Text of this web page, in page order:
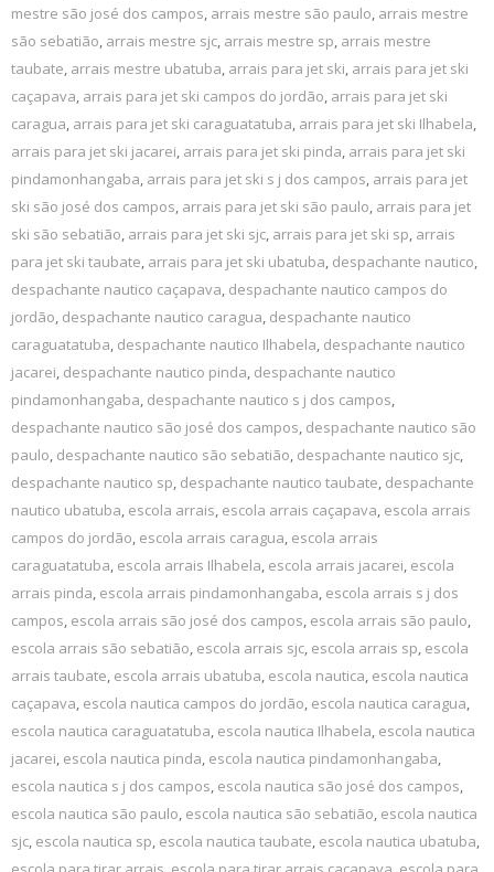
mestre são josé dos campos, arrais mestre são paulo, arrais mestre
são sebatião, arrais mestre sjc, arrais mestre sp, arrais mestre
taubate, arrais mestre ubatuba, arrais para jet ski, arrais para jet ski
caçapava, arrais para jet ski campos do jordão, arrais para jet ski
caragua, arrais para jet ski caraguatatuba, arrais para jet ski Ilhabela,
arrais para jet ski jacarei, arrais para jet ski pinda, arrais para jet ski
pindamonhangaba, arrais para jet ski s j dos campos, arrais para jet
ski são josé dos campos, arrais para jet ski são paulo, arrais para jet
ski são sebatião, arrais para jet ski sjc, arrais para jet ski sp, arrais
para jet ski taubate, arrais para jet ski ubatuba, despachante nautico,
despachante nautico caçapava, despachante nautico campos do
jordão, despachante nautico caragua, despachante nautico
caraguatatuba, despachante nautico Ilhabela, despachante nautico
jacarei, despachante nautico pinda, despachante nautico
pindamonhangaba, despachante nautico s j dos campos,
despachante nautico são josé dos campos, despachante nautico são
paulo, despachante nautico são sebatião, despachante nautico sjc,
despachante nautico sp, despachante nautico taubate, despachante
nautico ubatuba, escola arrais, escola arrais caçapava, escola arrais
campos do jordão, escola arrais caragua, escola arrais
caraguatatuba, escola arrais Ilhabela, escola arrais jacarei, escola
arrais pinda, escola arrais pindamonhangaba, escola arrais s j dos
campos, escola arrais são josé dos campos, escola arrais são paulo,
escola arrais são sebatião, escola arrais sjc, escola arrais sp, escola
arrais taubate, escola arrais ubatuba, escola nautica, escola nautica
caçapava, escola nautica campos do jordão, escola nautica caragua,
escola nautica caraguatatuba, escola nautica Ilhabela, escola nautica
jacarei, escola nautica pinda, escola nautica pindamonhangaba,
escola nautica s j dos campos, escola nautica são josé dos campos,
escola nautica são paulo, escola nautica são sebatião, escola nautica
sjc, escola nautica sp, escola nautica taubate, escola nautica ubatuba,